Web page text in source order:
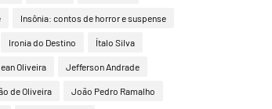
Insônia: contos de horror e suspense
Ironia do Destino Ítalo Silva
Oliveira Jefferson Andrade
de Oliveira João Pedro Ramalho